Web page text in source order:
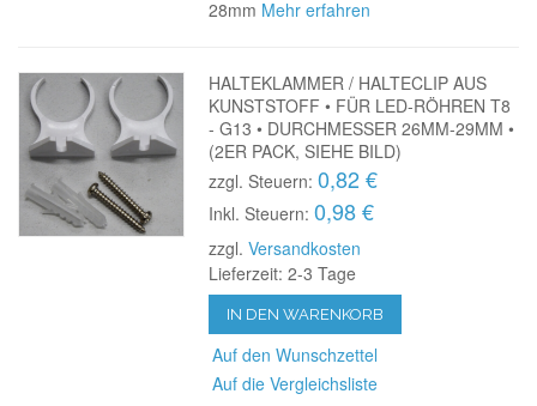
28mm Mehr erfahren
HALTEKLAMMER / HALTECLIP AUS
KUNSTSTOFF • FÜR LED-RÖHREN T8
- G13 • DURCHMESSER 26MM-29MM •
(2ER PACK, SIEHE BILD)
zzgl. Steuern: 0,82 €
Inkl. Steuern: 0,98 €
zzgl.Versandkosten
Lieferzeit: 2-3 Tage
IN DEN WARENKORB
Auf den Wunschzettel
Auf die Vergleichsliste